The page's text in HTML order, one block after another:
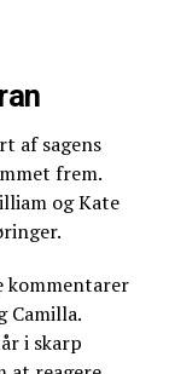
af sagens
frem.
og Kate
kommentarer
Camilla.
i skarp